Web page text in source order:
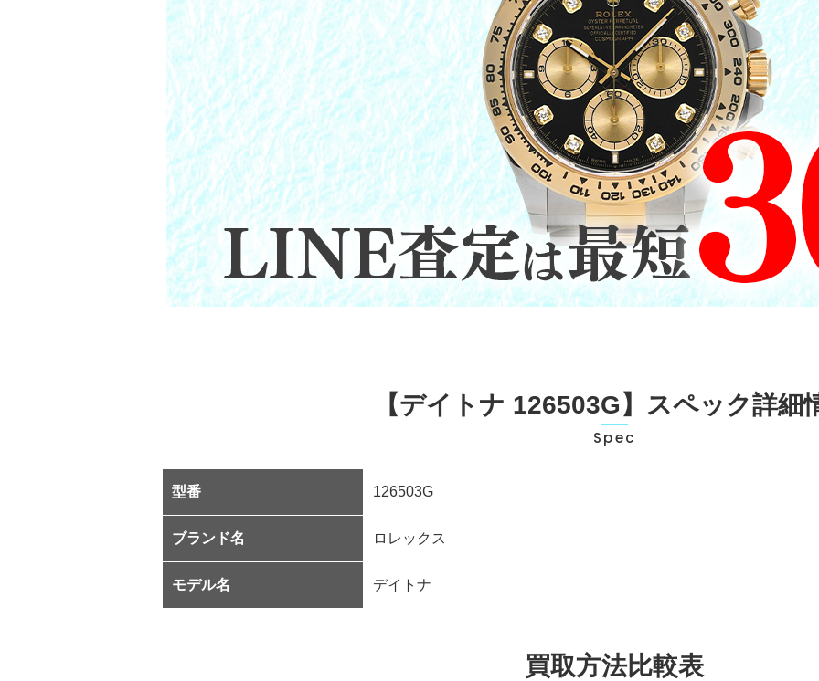
【デイトナ 126503G】スペック詳細
Spec
型番 126503G
ブランド名 ロレックス
モデル名 デイトナ
買取方法比較表